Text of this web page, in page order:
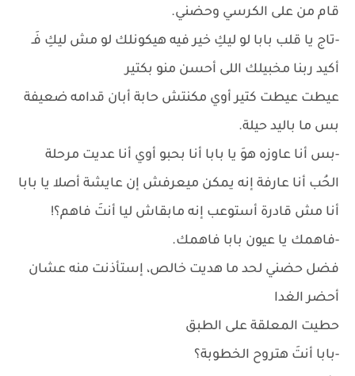
قام من على الكرسي وحضني.
-تاج يا قلب بابا لو ليكِ خير فيه هيكونلك لو مش ليكِ فَـ
أكيد ربنا مخبيلك اللى أحسن منو بكتير
عيطت عيطت كتير أوي مكنتش حابة أبان قدامه ضعيفة
بس ما باليد حيلة.
-بس أنا عاوزه هوَ يا بابا أنا بحبو أوي أنا عديت مرحلة
الحُب أنا عارفة إنه يمكن ميعرفش إن عايشة أصلا يا بابا
أنا مش قادرة أستوعب إنه مابقاش ليا أنتَ فاهم؟!
-فاهمك يا عيون بابا فاهمك.
فضل حضني لحد ما هديت خالص، إستأذنت منه عشان
أحضر الغدا
حطيت المعلقة على الطبق
-بابا أنتَ هتروح الخطوبة؟